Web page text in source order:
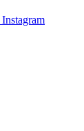
Instagram